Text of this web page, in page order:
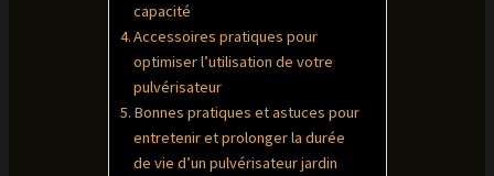
capacité
Accessoires pratiques pour
optimiser l’utilisation de votre
pulvérisateur
Bonnes pratiques et astuces pour
entretenir et prolonger la durée
de vie d’un pulvérisateur jardin